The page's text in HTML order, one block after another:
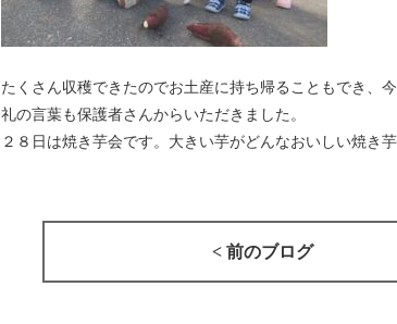
たくさん収穫できたのでお土産に持ち帰ることもでき、
礼の言葉も保護者さんからいただきました。
２８日は焼き芋会です。大きい芋がどんなおいしい焼き
< 前のブログ